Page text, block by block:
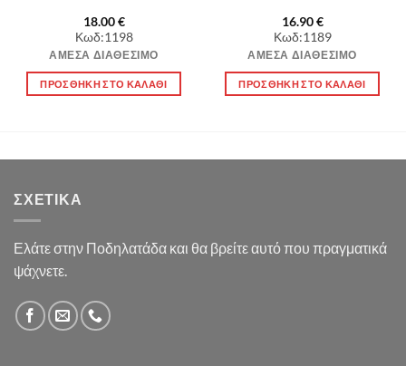
18.00€
Κωδ:1198
ΆΜΕΣΑ ΔΙΑΘΈΣΙΜΟ
ΠΡΟΣΘΉΚΗ ΣΤΟ ΚΑΛΆΘΙ
16.90€
Κωδ:1189
ΆΜΕΣΑ ΔΙΑΘΈΣΙΜΟ
ΠΡΟΣΘΉΚΗ ΣΤΟ ΚΑΛΆΘΙ
ΣΧΕΤΙΚΆ
Ελάτε στην Ποδηλατάδα και θα βρείτε αυτό που πραγματικά
ψάχνετε.